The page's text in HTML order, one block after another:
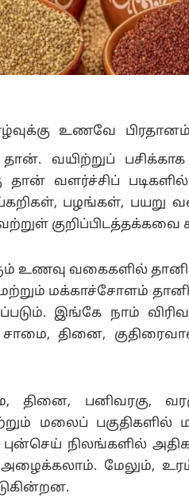
உணவே
வயிற்றுப்
தான் வளர்ச்சிப்
பழங்கள்,
குறிப்பிடத்தக்கவை
உணவு வகைகளில்
மக்காச்சோளம்
இங்கே நாம்
சாமை, தினை,
தினை, பனிவரகு,
மலைப் பகுதிகளில்
நிலங்களில்
மேலும், உரம்,